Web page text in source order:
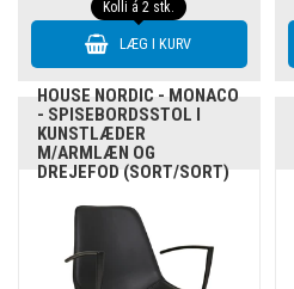
Kolli á 2 stk.
HOUSE NORDIC - MONACO
- SPISEBORDSSTOL I
KUNSTLÆDER
M/ARMLÆN OG
DREJEFOD (SORT/SORT)